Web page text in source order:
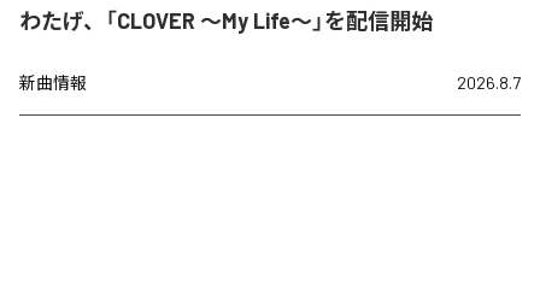
わたげ、「CLOVER ～My Life～」を配信開始
新曲情報 2026.8.7